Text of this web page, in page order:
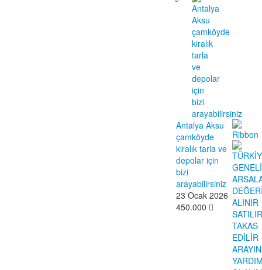
Antalya Aksu
çamköyde
kiralık tarla ve
depolar için
bizi
arayabilirsiniz
23 Ocak 2026
450.000